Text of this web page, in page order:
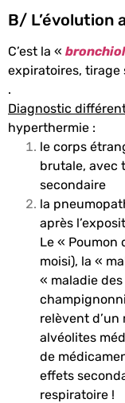
B/ L’évolution
C’est la «
expiratoires, tirage
.
Diagnostic
hyperthermie :
le corps
brutale, avec
secondaire
la
après
Le « Poumon
moisi), la «
« maladie
relèvent
alvéolites
de
effets
respiratoire !